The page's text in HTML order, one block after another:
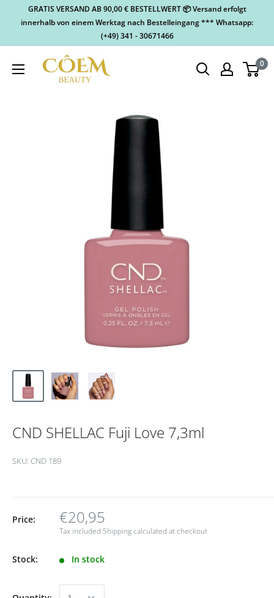
GRATIS VERSAND AB 90,00 € BESTELLWERT 📦 Versand erfolgt
innerhalb von einem Werktag nach Bestelleingang *** Whatsapp:
(+49) 341 - 30671466
0
CND SHELLAC Fuji Love 7,3ml
SKU: CND 189
Price: €20,95
Tax included Shipping calculated at checkout
Stock: In stock